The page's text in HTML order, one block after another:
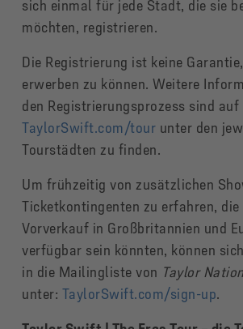
sich einmal für jede Stadt, die sie
möchten, registrieren.
Die Registrierung ist keine
erwerben zu können. Weitere
den Registrierungsprozess sind auf
TaylorSwift.com/tour unter den
Tourstädten zu finden.
Um frühzeitig von zusätzlichen
Ticketkontingenten zu erfahren, die
Vorverkauf in Großbritannien und
verfügbar sein könnten, können
in die Mailingliste von Taylor Nation
unter: TaylorSwift.com/sign-up.